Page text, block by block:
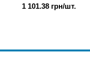
1 101.38 грн/шт.